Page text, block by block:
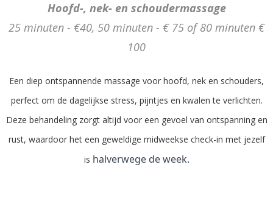
Hoofd-, nek- en schoudermassage
25 minuten - €40, 50 minuten - € 75 of 80 minuten €
100
Een diep ontspannende massage voor hoofd, nek en schouders,
perfect om de dagelijkse stress, pijntjes en kwalen te verlichten.
Deze behandeling zorgt altijd voor een gevoel van ontspanning en
rust, waardoor het een geweldige midweekse check-in met jezelf
is halverwege de week.